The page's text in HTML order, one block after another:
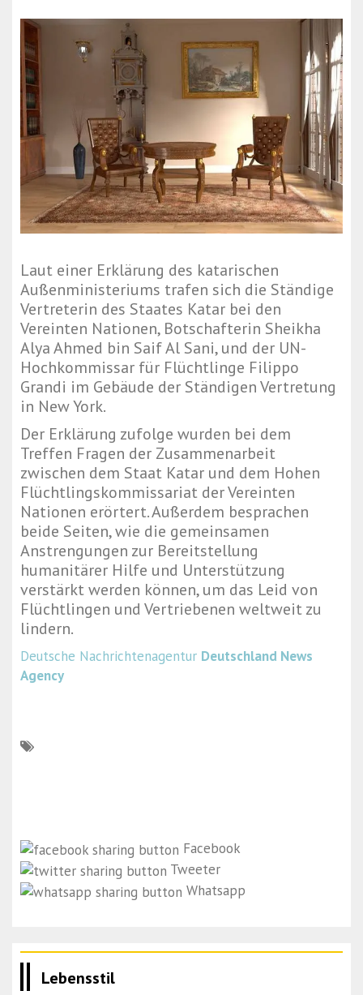
Laut einer Erklärung des katarischen
Außenministeriums trafen sich die Ständige
Vertreterin des Staates Katar bei den
Vereinten Nationen, Botschafterin Sheikha
Alya Ahmed bin Saif Al Sani, und der UN-
Hochkommissar für Flüchtlinge Filippo
Grandi im Gebäude der Ständigen Vertretung
in New York.
Der Erklärung zufolge wurden bei dem
Treffen Fragen der Zusammenarbeit
zwischen dem Staat Katar und dem Hohen
Flüchtlingskommissariat der Vereinten
Nationen erörtert. Außerdem besprachen
beide Seiten, wie die gemeinsamen
Anstrengungen zur Bereitstellung
humanitärer Hilfe und Unterstützung
verstärkt werden können, um das Leid von
Flüchtlingen und Vertriebenen weltweit zu
lindern.
Deutsche Nachrichtenagentur Deutschland News
Agency
Facebook
Tweeter
Whatsapp
Lebensstil